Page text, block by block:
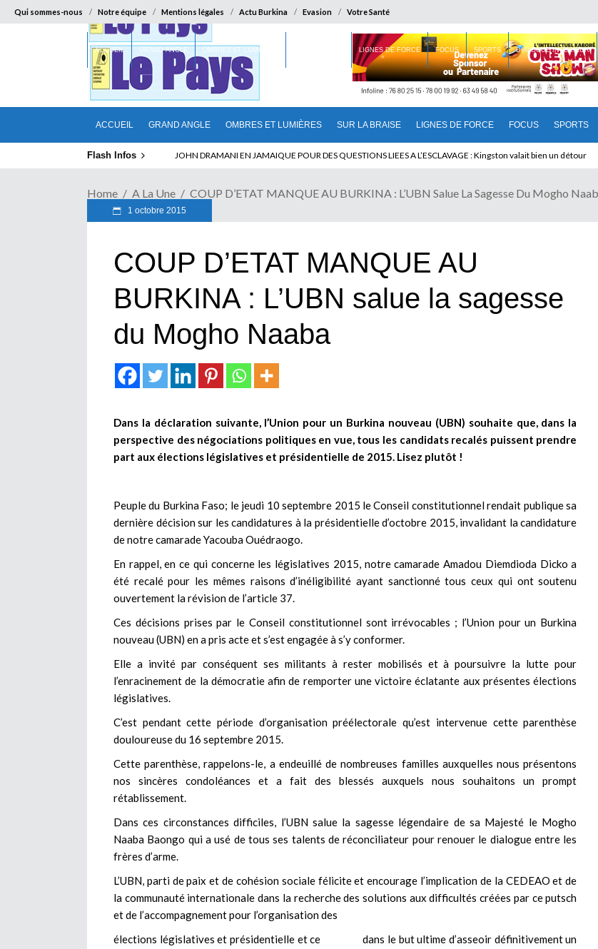
Qui sommes-nous Notre équipe Mentions légales Actu Burkina Evasion Votre Santé
ACCUEIL GRAND ANGLE OMBRES ET LUMIÈRES SUR LA BRAISE LIGNES DE FORCE FOCUS SPORTS
ACCUEIL GRAND ANGLE OMBRES ET LUMIÈRES LIGNES DE FORCE FOCUS SPORTS DIALOGUE INTERIEUR
Flash Infos ELECTION DE TALON A LA TETE DU SENAT BENINOIS : Quand Patrice quitte le pouvoir sans partir !
Home A La Une COUP D’ETAT MANQUE AU BURKINA : L’UBN Salue La Sagesse Du Mogho
1 octobre 2015
COUP D’ETAT MANQUE AU
BURKINA : L’UBN salue la sagesse
du Mogho Naaba
Dans la déclaration suivante, l’Union pour un Burkina nouveau (UBN) souhaite que, dans la
perspective des négociations politiques en vue, tous les candidats recalés puissent prendre
part aux élections législatives et présidentielle de 2015. Lisez plutôt !
Peuple du Burkina Faso; le jeudi 10 septembre 2015 le Conseil constitutionnel rendait publique sa
dernière décision sur les candidatures à la présidentielle d’octobre 2015, invalidant la candidature
de notre camarade Yacouba Ouédraogo.
En rappel, en ce qui concerne les législatives 2015, notre camarade Amadou Diemdioda Dicko a
été recalé pour les mêmes raisons d’inéligibilité ayant sanctionné tous ceux qui ont soutenu
ouvertement la révision de l’article 37.
Ces décisions prises par le Conseil constitutionnel sont irrévocables ; l’Union pour un Burkina
nouveau (UBN) en a pris acte et s’est engagée à s’y conformer.
Elle a invité par conséquent ses militants à rester mobilisés et à poursuivre la lutte pour
l’enracinement de la démocratie afin de remporter une victoire éclatante aux présentes élections
législatives.
C’est pendant cette période d’organisation préélectorale qu’est intervenue cette parenthèse
douloureuse du 16 septembre 2015.
Cette parenthèse, rappelons-le, a endeuillé de nombreuses familles auxquelles nous présentons
nos sincères condoléances et a fait des blessés auxquels nous souhaitons un prompt
rétablissement.
Dans ces circonstances difficiles, l’UBN salue la sagesse légendaire de sa Majesté le Mogho
Naaba Baongo qui a usé de tous ses talents de réconciliateur pour renouer le dialogue entre les
frères d’arme.
L’UBN, parti de paix et de cohésion sociale félicite et encourage l’implication de la CEDEAO et de
la communauté internationale dans la recherche des solutions aux difficultés créées par ce putsch
et de l’accompagnement pour l’organisation des
élections législatives et présidentielle et ce dans le but ultime d’asseoir définitivement un